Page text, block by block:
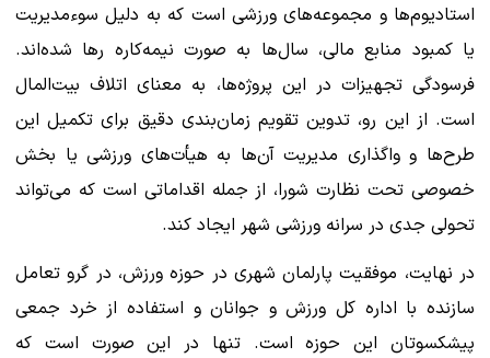
استادیوم‌ها و مجموعه‌های ورزشی است که به دلیل سوءمدیریت
یا کمبود منابع مالی، سال‌ها به صورت نیمه‌کاره رها شده‌اند.
فرسودگی تجهیزات در این پروژه‌ها، به معنای اتلاف بیت‌المال
است. از این رو، تدوین تقویم زمان‌بندی دقیق برای تکمیل این
طرح‌ها و واگذاری مدیریت آن‌ها به هیأت‌های ورزشی یا بخش
خصوصی تحت نظارت شورا، از جمله اقداماتی است که می‌تواند
تحولی جدی در سرانه ورزشی شهر ایجاد کند.
در نهایت، موفقیت پارلمان شهری در حوزه ورزش، در گرو تعامل
سازنده با اداره کل ورزش و جوانان و استفاده از خرد جمعی
پیشکسوتان این حوزه است. تنها در این صورت است که